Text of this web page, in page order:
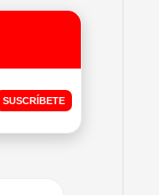
SUSCRÍBETE